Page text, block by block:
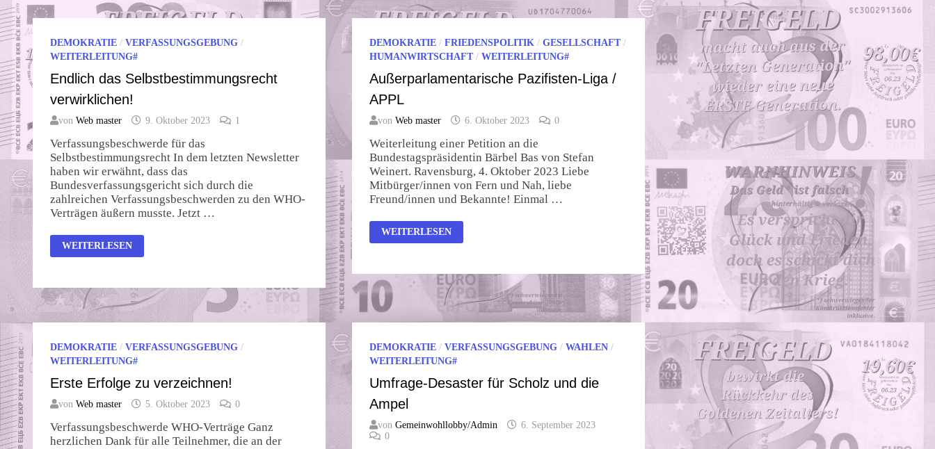
PFLICHT
MITZUENTSCHEIDEN!
DEMOKRATIE / VERFASSUNGSGEBUNG /
WEITERLEITUNG#
Endlich das Selbstbestimmungsrecht
verwirklichen!
von Web master 9. Oktober 2023 1
Verfassungsbeschwerde für das
Selbstbestimmungsrecht In dem letzten Newsletter
haben wir erwähnt, dass das
Bundesverfassungsgericht sich durch die
zahlreichen Verfassungsbeschwerden zu den WHO-
Verträgen äußern musste. Jetzt …
ENDLICH
DAS
WEITERLESEN
DEMOKRATIE/ FRIEDENSPOLITIK / GESELLSCHAFT/
HUMANWIRTSCHAFT/ WEITERLEITUNG#
Außerparlamentarische Pazifisten-Liga /
APPL
von Web master 6. Oktober 2023 0
Weiterleitung einer Petition an die
Bundestagspräsidentin Bärbel Bas von Stefan
Weinert. Ravensburg, 4. Oktober 2023 Liebe
Mitbürger/innen von Fern und Nah, liebe
Freund/innen und Bekannte! Einmal …
AUSSERPARLAMENTARISCHE P
AZIFISTEN-L
WEITERLESEN
DEMOKRATIE / VERFASSUNGSGEBUNG /
WEITERLEITUNG#
Erste Erfolge zu verzeichnen!
von Web master 5. Oktober 2023 0
Verfassungsbeschwerde WHO-Verträge Ganz
herzlichen Dank für alle Teilnehmer, die an der
DEMOKRATIE/ VERFASSUNGSGEBUNG/ WAHLEN/
WEITERLEITUNG#
Umfrage-Desaster für Scholz und die
Ampel
von Gemeinwohllobby/Admin
6. September 2023
0